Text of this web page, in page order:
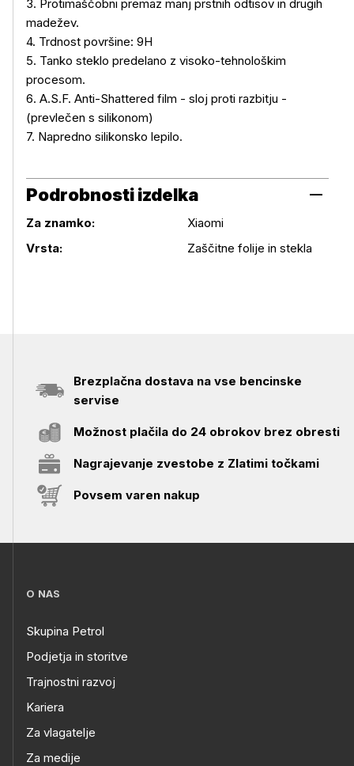
3. Protimaščobni premaz manj prstnih odtisov in drugih
madežev.
4. Trdnost površine: 9H
5. Tanko steklo predelano z visoko-tehnološkim
procesom.
6. A.S.F. Anti-Shattered film - sloj proti razbitju -
(prevlečen s silikonom)
7. Napredno silikonsko lepilo.
Podrobnosti izdelka
Za znamko:
Xiaomi
Vrsta:
Zaščitne folije in stekla
Brezplačna dostava na vse bencinske
servise
Možnost plačila do 24 obrokov brez obresti
Nagrajevanje zvestobe z Zlatimi točkami
Povsem varen nakup
O NAS
Skupina Petrol
Podjetja in storitve
Trajnostni razvoj
Kariera
Za vlagatelje
Za medije